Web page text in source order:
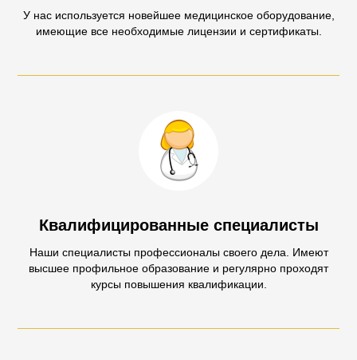
У нас используется новейшее медицинское оборудование,
имеющие все необходимые лицензии и сертификаты.
Квалифицированные специалисты
Наши специалисты профессионалы своего дела. Имеют
высшее профильное образование и регулярно проходят
курсы повышения квалификации.